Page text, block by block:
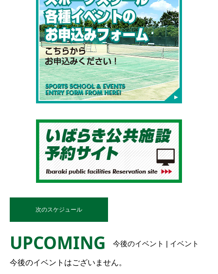
次のスケジュール
UPCOMING 今後のイベント | イベント
今後のイベントはございません。